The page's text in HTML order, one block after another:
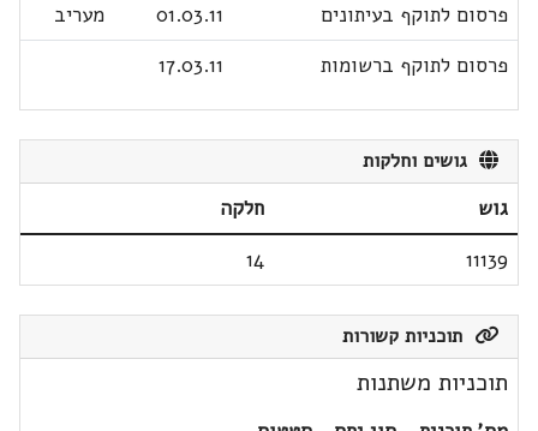
פרסום לתוקף בעיתונים
01.03.11
מעריב
פרסום לתוקף ברשומות
17.03.11
גושים וחלקות
גוש
חלקה
11139
14
תוכניות קשורות
תוכניות משתנות